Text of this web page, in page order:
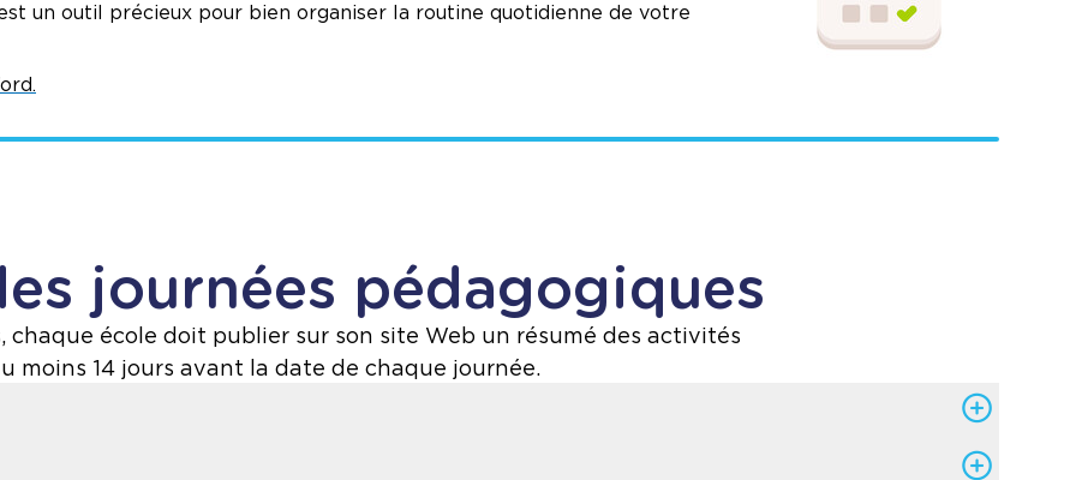
un outil précieux pour bien organiser la routine quotidienne de votre
journées pédagogiques
école doit publier sur son site Web un résumé des activités
moins 14 jours avant la date de chaque journée.
contre le racisme